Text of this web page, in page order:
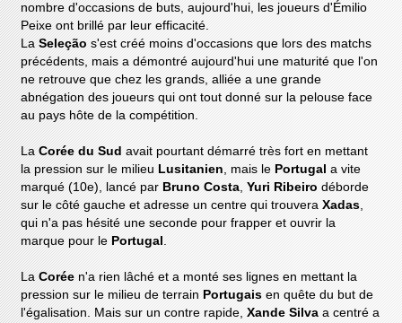
nombre d'occasions de buts, aujourd'hui, les joueurs d'Émilio
Peixe ont brillé par leur efficacité.
LaSeleçãos'est créé moins d'occasions que lors des matchs
précédents, mais a démontré aujourd'hui une maturité que l'on
ne retrouve que chez les grands, alliée a une grande
abnégation des joueurs qui ont tout donné sur la pelouse face
au pays hôte de la compétition.
LaCorée du Sudavait pourtant démarré très fort en mettant
la pression sur le milieu Lusitanien, mais le Portugala vite
marqué (10e), lancé par Bruno Costa,Yuri Ribeiro déborde
sur le côté gauche et adresse un centre qui trouveraXadas,
qui n'a pas hésité une seconde pour frapper et ouvrir la
marque pour le Portugal .
LaCoréen'a rien lâché et a monté ses lignes en mettant la
pression sur le milieu de terrain Portugaisen quête du but de
l'égalisation. Mais sur un contre rapide,Xande Silva a centré a